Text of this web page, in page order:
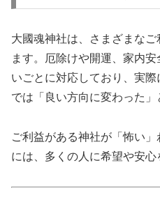
大國魂神社は、さまざまな
ます。厄除けや開運、家内
いごとに対応しており、実
では「良い方向に変わった」
ご利益がある神社が「怖い
には、多くの人に希望や安心